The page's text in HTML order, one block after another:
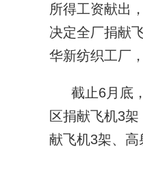
所得工资献出
决定全厂捐献
华新纺织工厂
截止6月底
区捐献飞机3
献飞机3架、高